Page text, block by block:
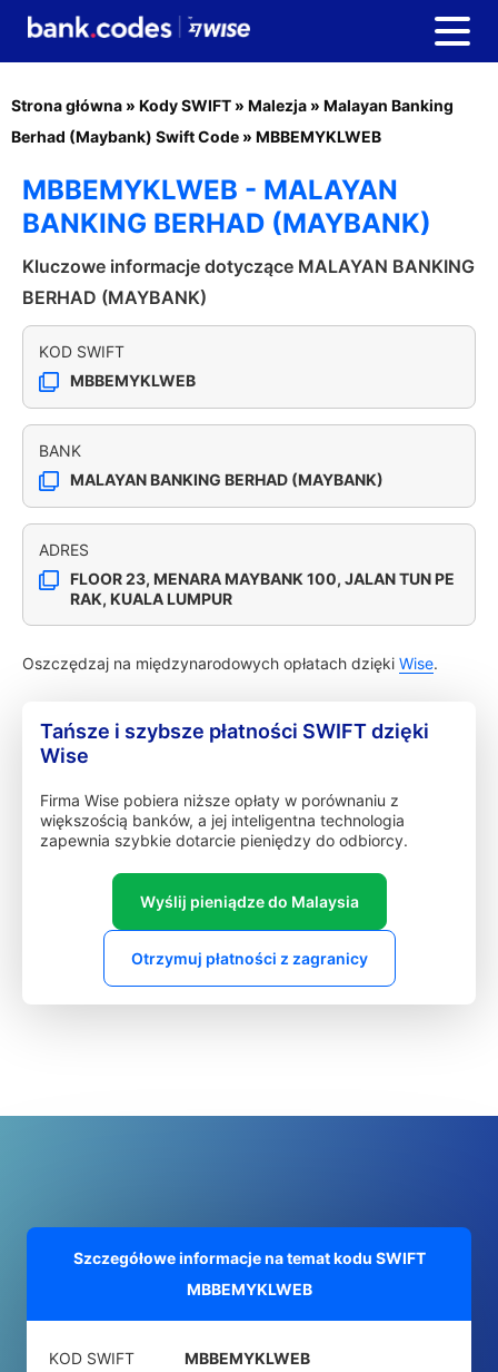
Strona główna » Kody SWIFT » Malezja » Malayan Banking
Berhad (Maybank) Swift Code » MBBEMYKLWEB
MBBEMYKLWEB - MALAYAN
BANKING BERHAD (MAYBANK)
Kluczowe informacje dotyczące MALAYAN BANKING
BERHAD (MAYBANK)
KOD SWIFT
MBBEMYKLWEB
BANK
MALAYAN BANKING BERHAD (MAYBANK)
ADRES
FLOOR 23, MENARA MAYBANK 100, JALAN TUN PE
RAK, KUALA LUMPUR
Oszczędzaj na międzynarodowych opłatach dzięki Wise.
Tańsze i szybsze płatności SWIFT dzięki
Wise
Firma Wise pobiera niższe opłaty w porównaniu z
większością banków, a jej inteligentna technologia
zapewnia szybkie dotarcie pieniędzy do odbiorcy.
Wyślij pieniądze do Malaysia
Otrzymuj płatności z zagranicy
Szczegółowe informacje na temat kodu SWIFT
MBBEMYKLWEB
KOD SWIFT MBBEMYKLWEB